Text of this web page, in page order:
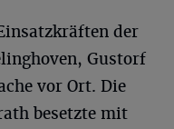
der
Gustorf
vor Ort. Die
besetzte mit